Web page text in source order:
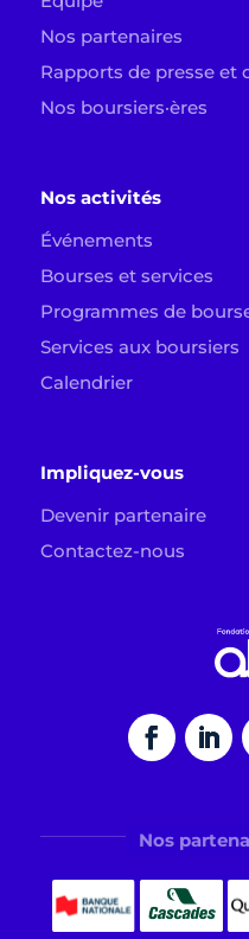
Nos partenaires
Rapports de presse et
Nos boursiers·ères
Nos activités
Événements
Bourses et services
Programmes de
Services aux boursiers
Calendrier
Impliquez-vous
Devenir partenaire
Contactez-nous
Nos